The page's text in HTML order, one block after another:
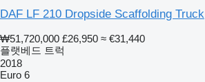
DAF LF 210 Dropside Scaffolding Truck
₩51,720,000 £26,950 ≈ €31,440
플랫베드 트럭
2018
Euro 6